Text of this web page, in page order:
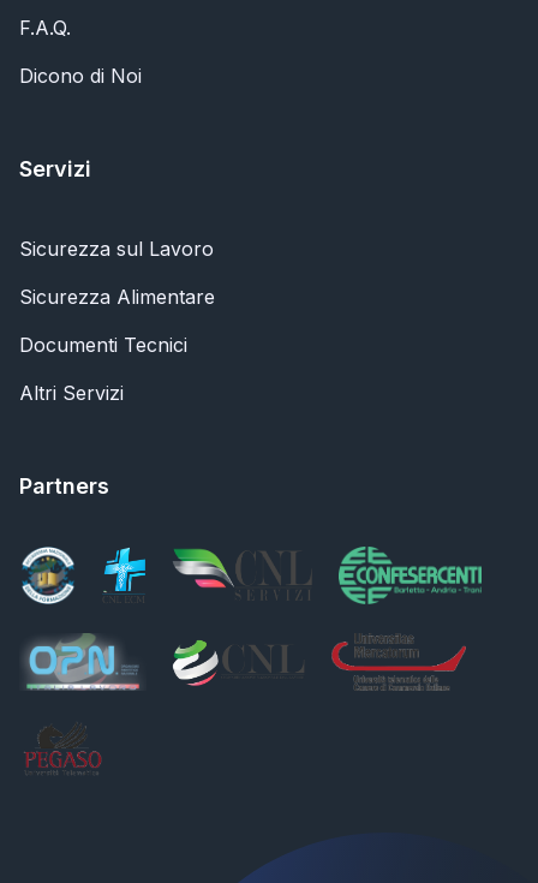
F.A.Q.
Dicono di Noi
Servizi
Sicurezza sul Lavoro
Sicurezza Alimentare
Documenti Tecnici
Altri Servizi
Partners